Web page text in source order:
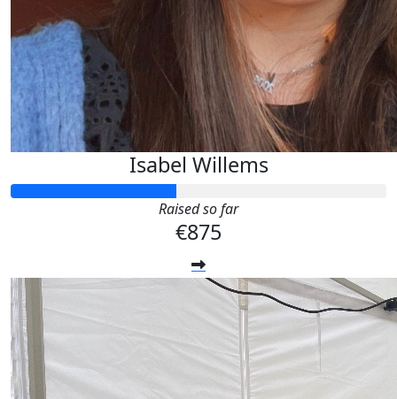
Isabel Willems
Raised so far
€875